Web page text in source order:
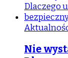
Nie